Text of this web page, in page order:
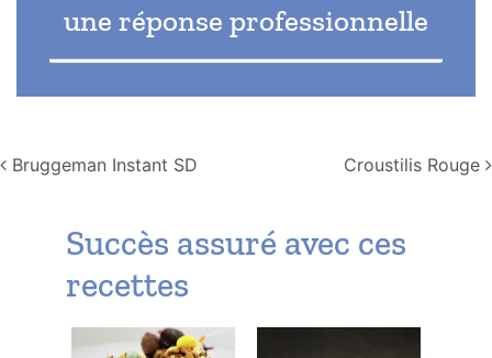
une réponse professionnelle
Navigation
Bruggeman Instant SD Croustilis Rouge
Succès assuré avec ces
recettes